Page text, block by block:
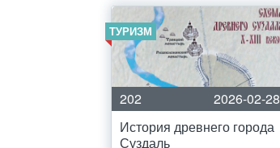
ТУРИЗМ
202
2026-02-28
История древнего города
Суздаль